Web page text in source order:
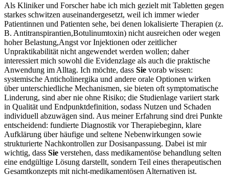
Als Kliniker⁣ und Forscher habe ich mich gezielt ‍mit Tabletten ‌gegen
starkes ‍schwitzen auseinandergesetzt, weil ich immer wieder
Patientinnen und Patienten sehe, bei​ denen lokalisierte Therapien (z.
B. Antitranspirantien,Botulinumtoxin) nicht ‌ausreichen oder wegen
hoher Belastung,Angst vor Injektionen oder zeitlicher
Unpraktikabilität ‍nicht angewendet werden wollen; ‌daher
interessiert mich sowohl die Evidenzlage ⁣als auch die ⁣praktische‍
Anwendung im Alltag. Ich möchte, dass Sie vorab wissen:⁢
systemische ​Anticholinergika⁣ und andere orale Optionen wirken
über unterschiedliche Mechanismen,⁢ sie‌ bieten oft symptomatische
Linderung, sind aber nie ohne‍ Risiko; die‌ Studienlage ⁢variiert ​stark
in Qualität⁤ und ⁢Endpunktdefinition, ​sodass Nutzen ‍und Schaden
individuell abzuwägen sind. Aus⁣ meiner​ Erfahrung sind drei Punkte​
entscheidend: fundierte Diagnostik vor Therapiebeginn, ‍klare⁣
Aufklärung über ⁢häufige und seltene Nebenwirkungen sowie
strukturierte Nachkontrollen ‍zur Dosisanpassung. Dabei ist mir
wichtig, dass⁤ Sie verstehen,‍ dass medikamentöse behandlung ⁢selten
eine endgültige Lösung darstellt, sondern Teil eines ⁣therapeutischen
Gesamtkonzepts mit nicht-medikamentösen Alternativen ist.